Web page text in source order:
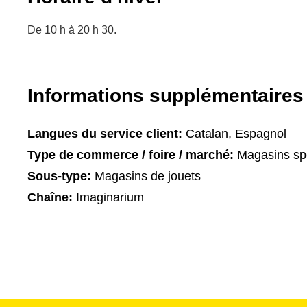
De 10 h à 20 h 30.
Informations supplémentaires
Langues du service client: Catalan, Espagnol
Type de commerce / foire / marché: Magasins
Sous-type: Magasins de jouets
Chaîne: Imaginarium